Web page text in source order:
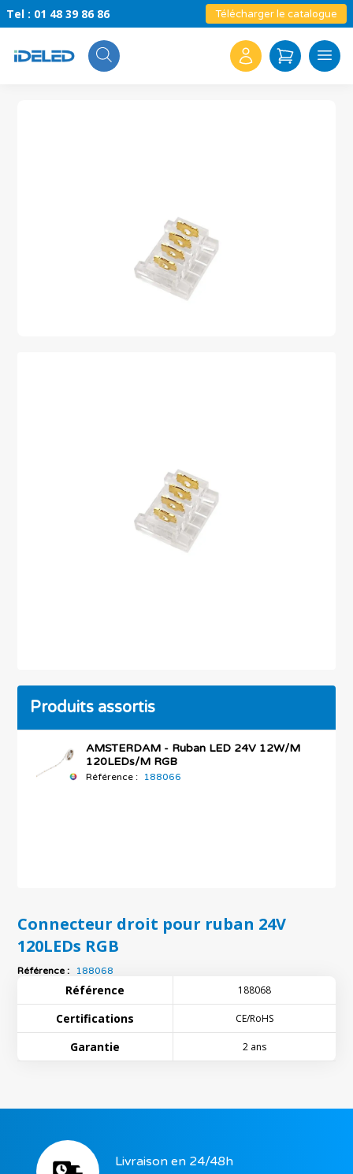
Tel : 01 48 39 86 86 Télécharger le catalogue
Search
Produits assortis
AMSTERDAM - Ruban LED 24V 12W/M
120LEDs/M RGB
Référence : 188066
Connecteur droit pour ruban 24V
120LEDs RGB
Référence : 188068
Référence 188068
Certifications CE/RoHS
Garantie 2 ans
Livraison en 24/48h